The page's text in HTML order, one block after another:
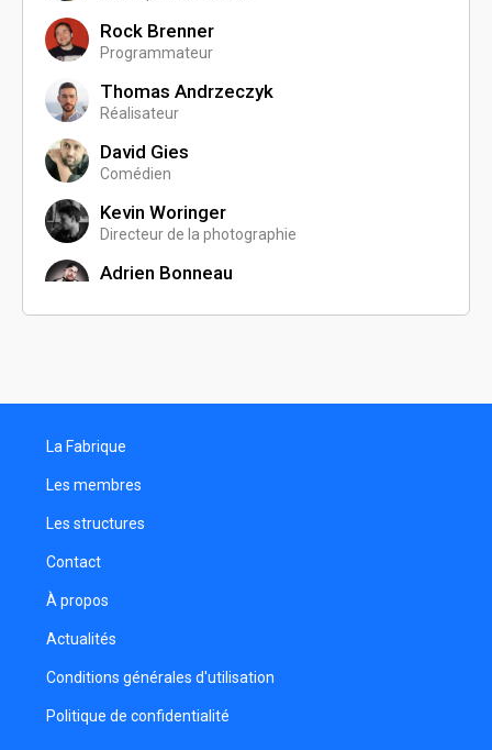
Rock Brenner
Programmateur
Thomas Andrzeczyk
Réalisateur
David Gies
Comédien
Kevin Woringer
Directeur de la photographie
Adrien Bonneau
Julien Steffenoni
Réalisateur
Destin Missoundidi
Christophe Rouag
Réalisateur
Mohamed Manai
Réalisatrice
La Fabrique
Les membres
Les structures
Contact
À propos
Actualités
Conditions générales d'utilisation
Politique de confidentialité